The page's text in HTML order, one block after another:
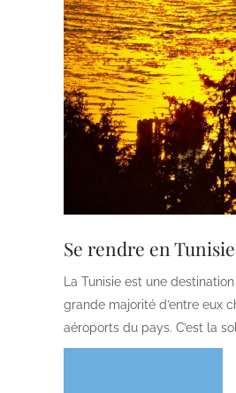
Se rendre en
La Tunisie est une
grande majorité d’entre eux
aéroports du pays. C’est la